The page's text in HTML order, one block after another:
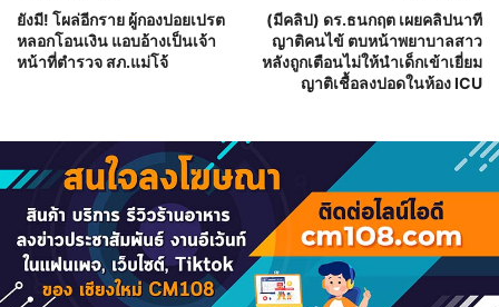
ยังมี! โผล่อีกราย ผู้กองปอยเปรต
หลอกโอนเงิน แอบอ้างเป็นเจ้า
หน้าที่ตำรวจ สภ.แม่โจ้
(มีคลิป) ดร.ธนกฤต เผยคลิปนาที
ญาติคนไข้ ตบหน้าพยาบาลสาว
หลังถูกเตือนไม่ให้นำเด็กเข้าเยี่ยม
ญาติเชื้อลงปอดในห้อง ICU